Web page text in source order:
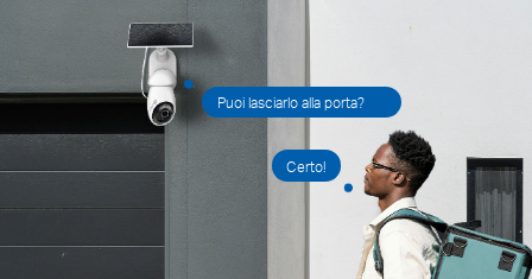
Puoi lasciarlo alla porta?
Certo!